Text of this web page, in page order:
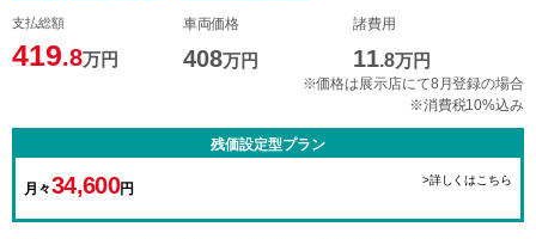
支払総額
419.8万円
車両価格
408万円
諸費用
11.8万円
※価格は展示店にて8月登録の場合
※消費税10%込み
残価設定型プラン
月々34,600円
>詳しくはこちら